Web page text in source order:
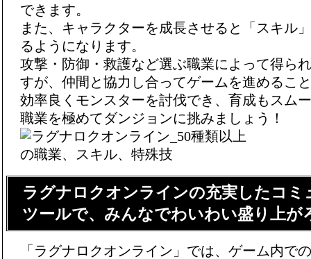
できます。
また、キャラクターを成長させると「スキル
るようになります。
攻撃・防御・救護など選ぶ職業によって得ら
すが、仲間と協力し合ってゲームを進めるこ
効率良くモンスターを討伐でき、育成もスム
職業を極めてダンジョンに挑みましょう！
ラグナロクオンラインの充実したコミ
ツールで、みんなでわいわい盛り上が
「ラグナロクオンライン」では、ゲーム内で